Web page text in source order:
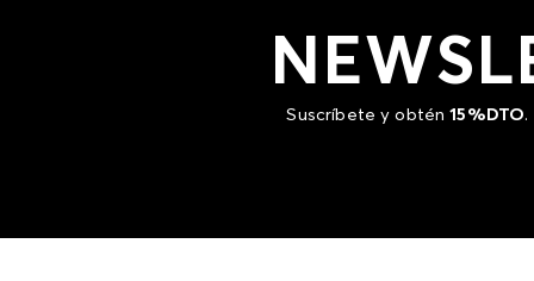
Suscríbete y obtén15%DTO.